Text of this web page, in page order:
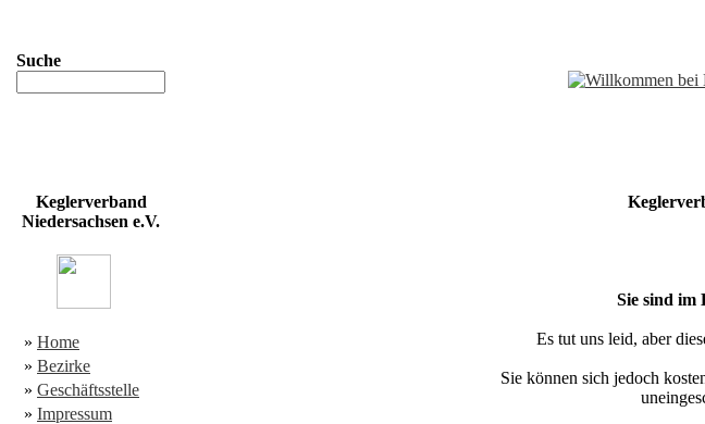
Suche
Keglerverband
Niedersachsen e.V.
» Home
» Bezirke
» Geschäftsstelle
» Impressum
Sie sind im
Es tut uns leid, aber
Sie können sich jedoch